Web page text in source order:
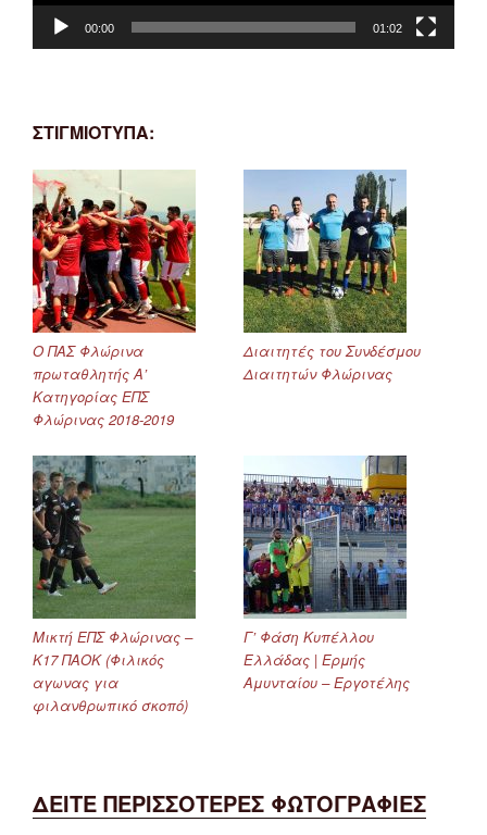
00:00 01:02
ΣΤΙΓΜΙΟΤΥΠΑ:
Ο ΠΑΣ Φλώρινα
πρωταθλητής Α’
Κατηγορίας ΕΠΣ
Φλώρινας 2018-2019
Διαιτητές του Συνδέσμου
Διαιτητών Φλώρινας
Μικτή ΕΠΣ Φλώρινας –
Κ17 ΠΑΟΚ (Φιλικός
αγωνας για
φιλανθρωπικό σκοπό)
Γ’ Φάση Κυπέλλου
Ελλάδας | Ερμής
Αμυνταίου – Εργοτέλης
ΔΕΙΤΕ ΠΕΡΙΣΣΟΤΕΡΕΣ ΦΩΤΟΓΡΑΦΙΕΣ